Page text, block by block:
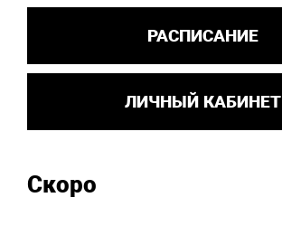
РАСПИСАНИЕ
ЛИЧНЫЙ КАБИНЕТ
Скоро